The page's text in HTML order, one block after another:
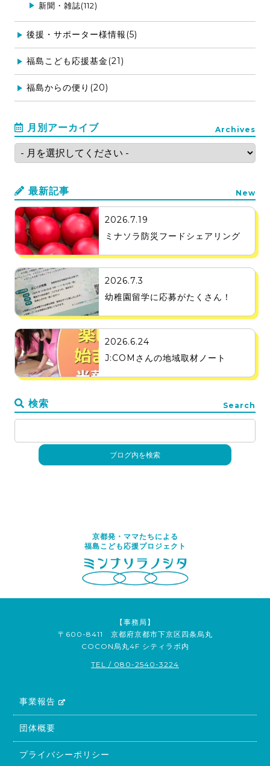
新聞・雑誌(112)
後援・サポーター様情報(5)
福島こども応援基金(21)
福島からの便り(20)
月別アーカイブ Archives
最新記事 New
2026.7.19
ミナソラ防災フードシェアリング
2026.7.3
幼稚園留学に応募がたくさん！
2026.6.24
J:COMさんの地域取材ノート
検索 Search
京都発・ママたちによる
福島こども応援プロジェクト
【事務局】
〒600-8411 京都府京都市下京区四条烏丸
COCON烏丸4F シティラボ内
TEL / 080-2540-3224
事業報告
団体概要
プライバシーポリシー